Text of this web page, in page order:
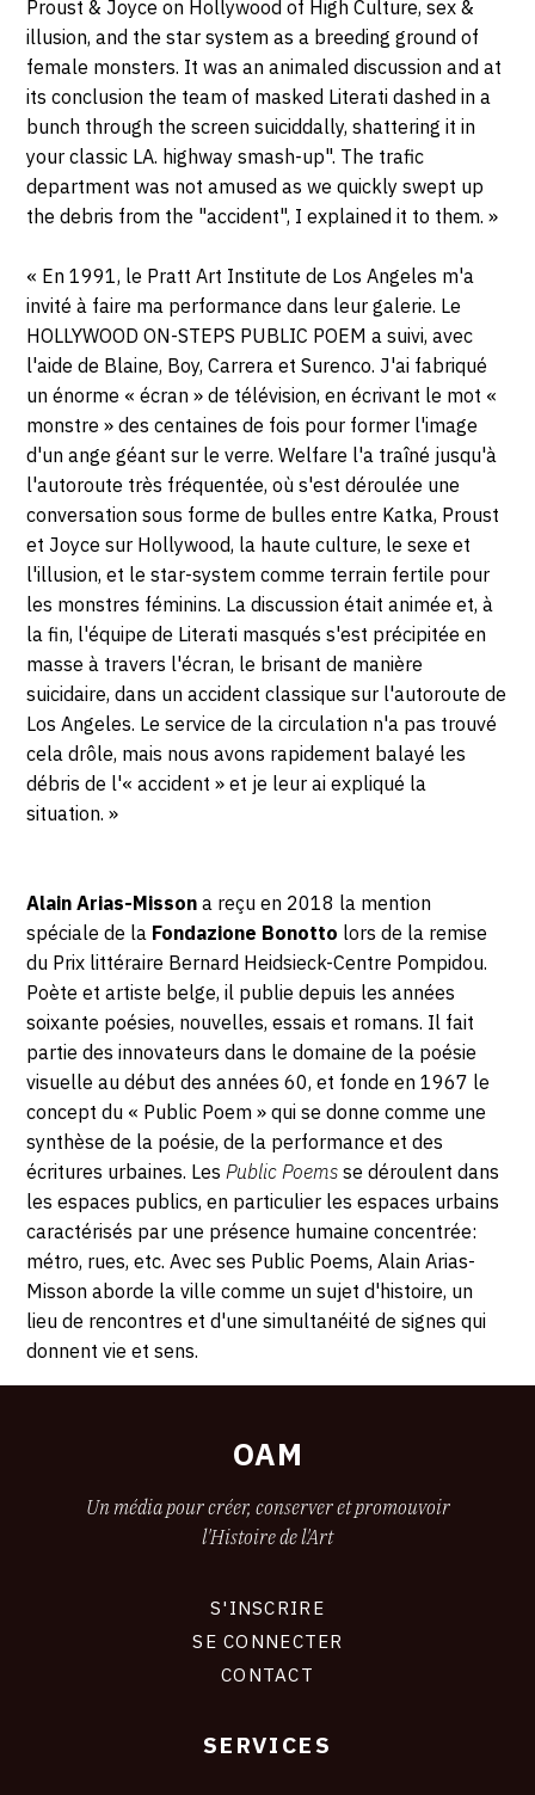
Proust & Joyce on Hollywood of High Culture, sex &
illusion, and the star system as a breeding ground of
female monsters. It was an animaled discussion and at
its conclusion the team of masked Literati dashed in a
bunch through the screen suiciddally, shattering it in
your classic LA. highway smash-up". The trafic
department was not amused as we quickly swept up
the debris from the "accident", I explained it to them. »
« En 1991, le Pratt Art Institute de Los Angeles m'a
invité à faire ma performance dans leur galerie. Le
HOLLYWOOD ON-STEPS PUBLIC POEM a suivi, avec
l'aide de Blaine, Boy, Carrera et Surenco. J'ai fabriqué
un énorme « écran » de télévision, en écrivant le mot «
monstre » des centaines de fois pour former l'image
d'un ange géant sur le verre. Welfare l'a traîné jusqu'à
l'autoroute très fréquentée, où s'est déroulée une
conversation sous forme de bulles entre Katka, Proust
et Joyce sur Hollywood, la haute culture, le sexe et
l'illusion, et le star-system comme terrain fertile pour
les monstres féminins. La discussion était animée et, à
la fin, l'équipe de Literati masqués s'est précipitée en
masse à travers l'écran, le brisant de manière
suicidaire, dans un accident classique sur l'autoroute de
Los Angeles. Le service de la circulation n'a pas trouvé
cela drôle, mais nous avons rapidement balayé les
débris de l'« accident » et je leur ai expliqué la
situation. »
Alain Arias-Misson a reçu en 2018 la mention
spéciale de la Fondazione Bonotto lors de la remise
du Prix littéraire Bernard Heidsieck-Centre Pompidou.
Poète et artiste belge, il publie depuis les années
soixante poésies, nouvelles, essais et romans. Il fait
partie des innovateurs dans le domaine de la poésie
visuelle au début des années 60, et fonde en 1967 le
concept du « Public Poem » qui se donne comme une
synthèse de la poésie, de la performance et des
écritures urbaines. Les Public Poems se déroulent dans
les espaces publics, en particulier les espaces urbains
caractérisés par une présence humaine concentrée:
métro, rues, etc. Avec ses Public Poems, Alain Arias-
Misson aborde la ville comme un sujet d'histoire, un
lieu de rencontres et d'une simultanéité de signes qui
donnent vie et sens.
OAM
Un média pour créer, conserver et promouvoir
l'Histoire de l'Art
S'INSCRIRE
SE CONNECTER
CONTACT
SERVICES